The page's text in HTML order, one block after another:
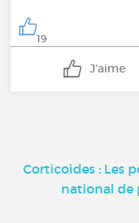
19
J'aime
Corticoides : Les
national de